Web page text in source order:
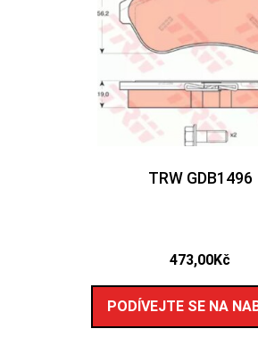
TRW GDB1496
473,00Kč
PODÍVEJTE SE NA